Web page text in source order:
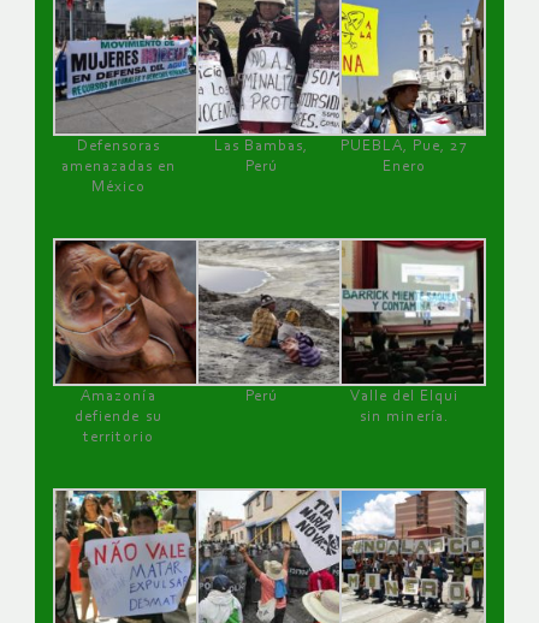
Defensoras
amenazadas en
México
Las Bambas,
Perú
PUEBLA, Pue, 27
Enero
Amazonía
defiende su
territorio
Perú
Valle del Elqui
sin minería.